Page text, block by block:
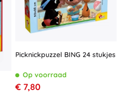
Picknickpuzzel BING 24 stukjes
Op voorraad
€ 7,80